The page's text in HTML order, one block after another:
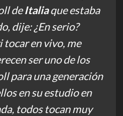
deItaliaque estaba
dije: ¿En serio?
tocar en vivo, me
ser uno de los
para una generación
en su estudio en
todos tocan muy